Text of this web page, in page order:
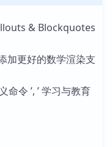
& Blockquotes
加更好的数学渲染支
命令 ’, ’ 学习与教育